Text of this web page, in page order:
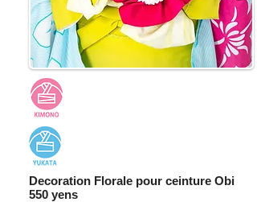
Decoration Florale pour ceinture Obi
550 yens